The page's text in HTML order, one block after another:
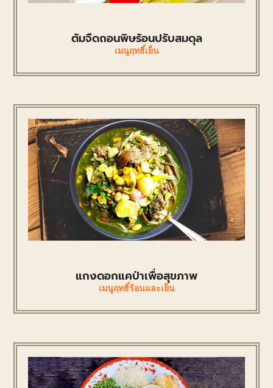
ต้มจืดถอนพิษร้อนปรับสมดุล
เมนูฤทธิ์เย็น
แกงดอกแคป่าเพื่อสุขภาพ
เมนูฤทธิ์ร้อนและเย็น